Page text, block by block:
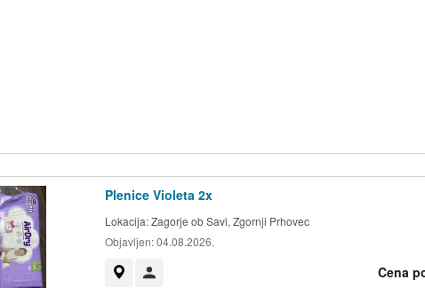
Plenice Violeta 2x
Lokacija:Zagorje ob Savi, Zgornji Prhovec
Objavljen:04.08.2026.
Cena